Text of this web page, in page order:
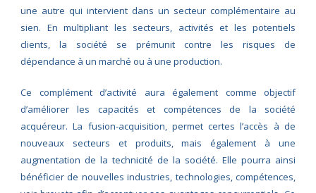
une autre qui intervient dans un secteur complémentaire au
sien. En multipliant les secteurs, activités et les potentiels
clients, la société se prémunit contre les risques de
dépendance à un marché ou à une production.
Ce complément d’activité aura également comme objectif
d’améliorer les capacités et compétences de la société
acquéreur. La fusion-acquisition, permet certes l’accès à de
nouveaux secteurs et produits, mais également à une
augmentation de la technicité de la société. Elle pourra ainsi
bénéficier de nouvelles industries, technologies, compétences,